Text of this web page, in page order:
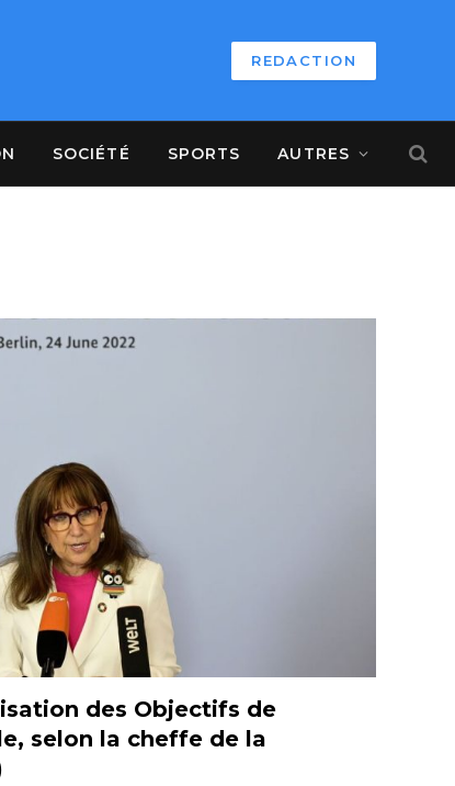
REDACTION
SOCIÉTÉ SPORTS AUTRES
des Objectifs de
selon la cheffe de la